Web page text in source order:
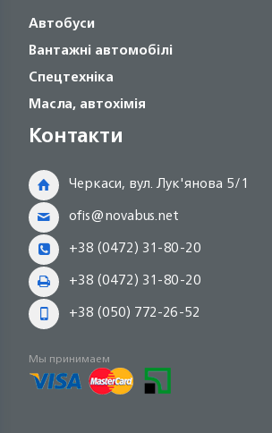
Автобуси
Вантажні автомобілі
Спецтехніка
Масла, автохімія
Контакти
Черкаси, вул. Лук'янова 5/1
ofis@novabus.net
+38 (0472) 31-80-20
+38 (0472) 31-80-20
+38 (050) 772-26-52
Мы принимаем